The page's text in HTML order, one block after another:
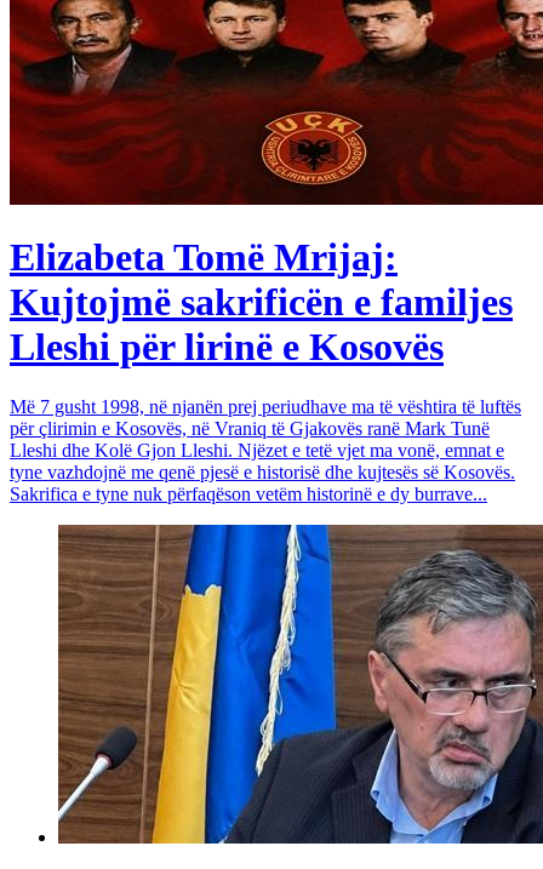
Elizabeta Tomë Mrijaj:
Kujtojmë sakrificën e familjes
Lleshi për lirinë e Kosovës
Më 7 gusht 1998, në njanën prej periudhave ma të vështira të luftës
për çlirimin e Kosovës, në Vraniq të Gjakovës ranë Mark Tunë
Lleshi dhe Kolë Gjon Lleshi. Njëzet e tetë vjet ma vonë, emnat e
tyne vazhdojnë me qenë pjesë e historisë dhe kujtesës së Kosovës.
Sakrifica e tyne nuk përfaqëson vetëm historinë e dy burrave...